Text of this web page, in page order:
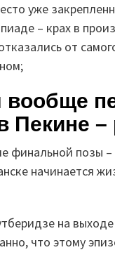
уже
– крах в
от
Пекине –
финальной позы
начинается
на
что этому